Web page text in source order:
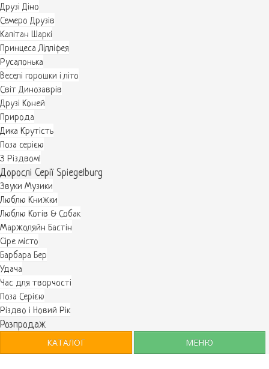
Друзі Діно
Семеро Друзів
Капітан Шаркі
Принцеса Лілліфея
Русалонька
Веселі горошки і літо
Світ Динозаврів
Друзі Коней
Природа
Дика Крутість
Поза серією
З Різдвом!
Дорослі Серії Spiegelburg
Звуки Музики
Люблю Книжки
Люблю Котів & Собак
Маржоляйн Бастін
Cіре місто
Барбара Бер
Удача
Час для творчості
Поза Серією
Різдво і Новий Рік
Розпродаж
КАТАЛОГ
МЕНЮ